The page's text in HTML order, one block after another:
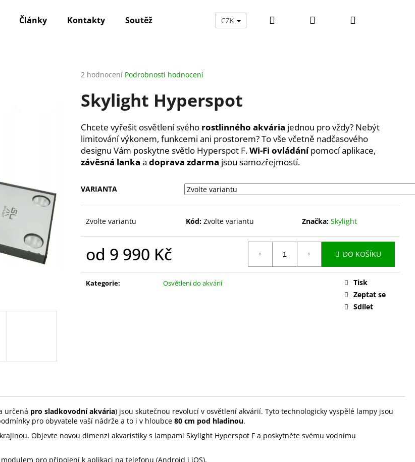
Články Kontakty Soutěž CZK Hledat PřihlášeníNákupní
Průměrné
produktu
je
z
5
hvězdiček.
2 hodnocení Podrobnosti hodnocení
Skylight Hyperspot
Chcete vyřešit osvětlení svého rostlinného akvária jednou pro vždy? Nebýt
limitování výkonem, funkcemi ani prostorem? To vše včetně nadčasového
designu Vám poskytne světlo Hyperspot F.Wi-Fi ovládánípomocí aplikace,
závěsná lanka a doprava zdarma jsou samozřejmostí.
VARIANTA
Zvolte variantu Kód: Zvolte variantu Značka: Skylight
od 9 990 Kč DO KOŠÍKU
Kategorie: Osvětlení do akvárií
Tisk
Zeptat se
Sdílet
určená pro sladkovodní akvária) jsou skutečnou revolucí v osvětlení akvárií. Tyto technologicky vyspělé lampy jsou
pro obyvatele vaší nádrže a to i v hloubce 80 cm pod hladinou.
Objevte novou dimenzi akvaristiky s lampami Skylight Hyperspot F a poskytněte svému vodnímu
pro připojení k aplikaci na telefonu (Android i iOS).
HLEDAT
CRAB